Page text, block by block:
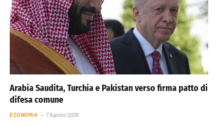
Arabia Saudita, Turchia e Pakistan verso firma patto di
difesa comune
ECONOMIA 7 Agosto 2026